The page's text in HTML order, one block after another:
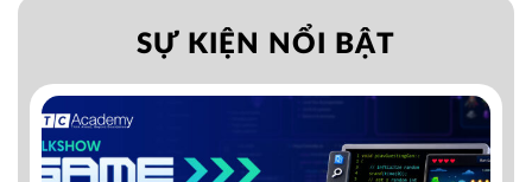
SỰ KIỆN NỔI BẬT